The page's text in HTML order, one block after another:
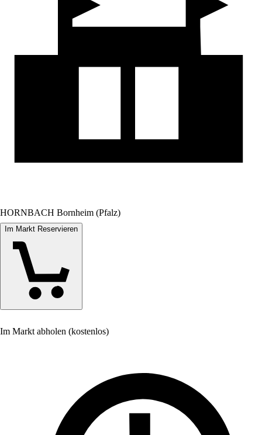
HORNBACH Bornheim (Pfalz)
Im Markt Reservieren
Im Markt abholen (kostenlos)